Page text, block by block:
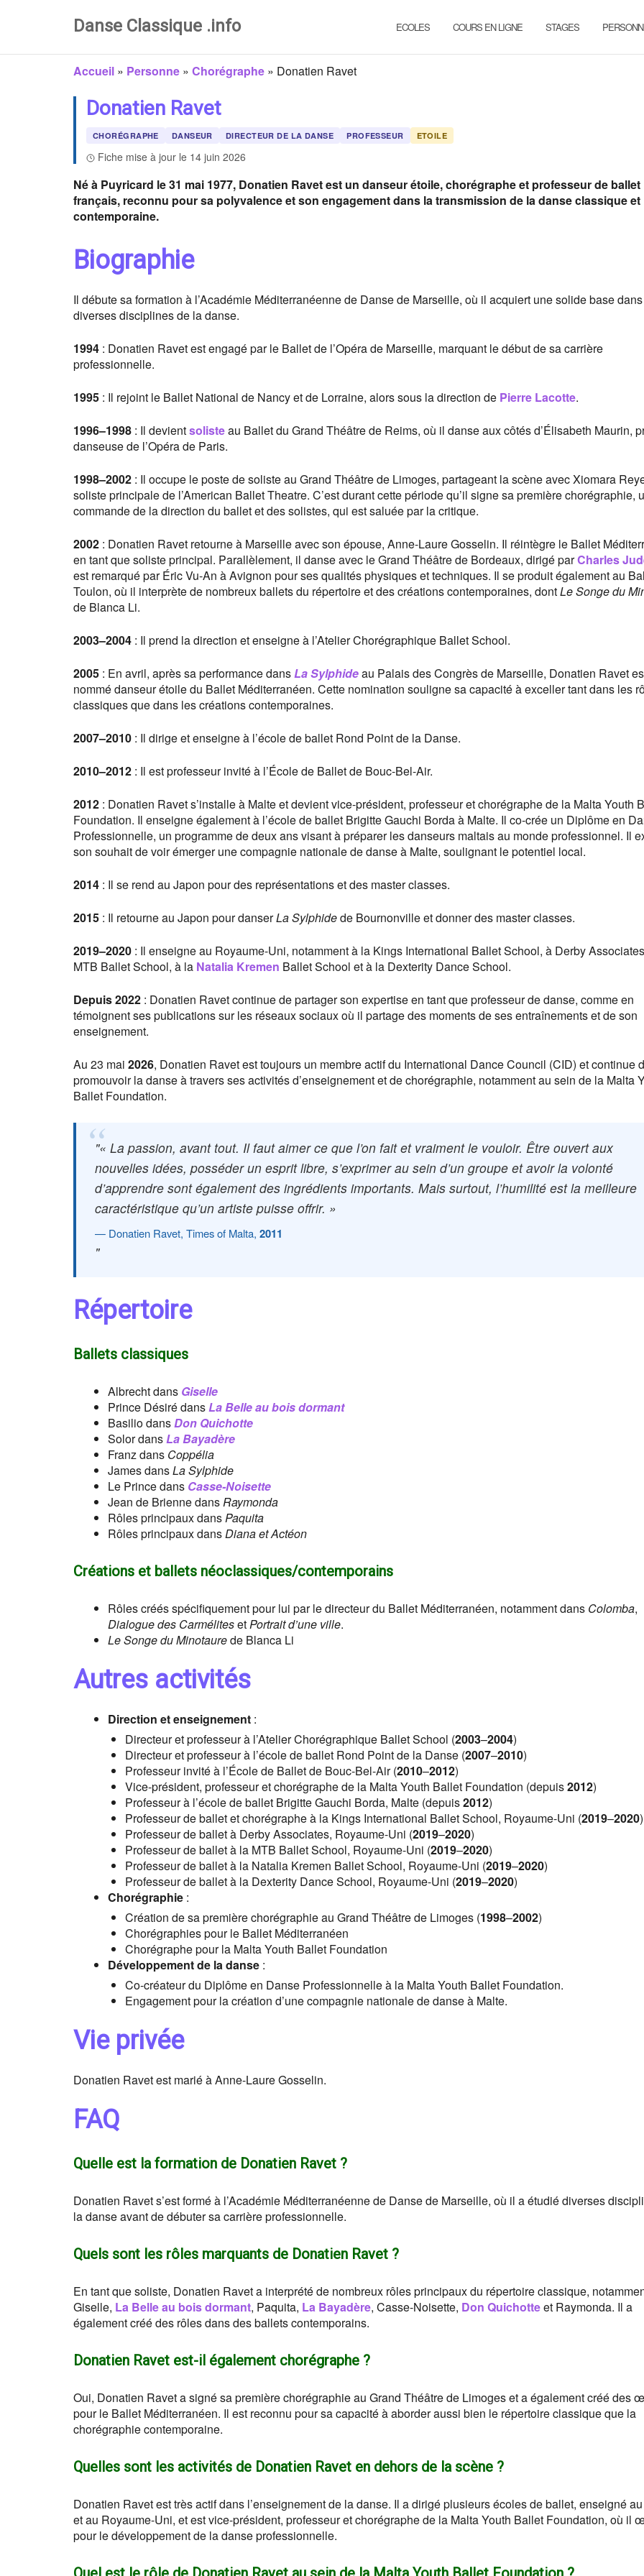
Danse Classique .info ECOLES COURS EN LIGNE STAGES
Accueil » Personne » Chorégraphe » Donatien Ravet
Donatien Ravet
CHORÉGRAPHE DANSEUR DIRECTEUR DE LA DANSE PROFESSEUR ETOILE
Fiche mise à jour le 14 juin 2026
Né à Puyricard le 31 mai 1977, Donatien Ravet est un danseur étoile, chorégraphe et professeur de ballet
français, reconnu pour sa polyvalence et son engagement dans la transmission de la danse classique et
contemporaine.
Biographie
Il débute sa formation à l’Académie Méditerranéenne de Danse de Marseille, où il acquiert une solide base dans
diverses disciplines de la danse.
1994 : Donatien Ravet est engagé par le Ballet de l’Opéra de Marseille, marquant le début de sa carrière
professionnelle.
1995 : Il rejoint le Ballet National de Nancy et de Lorraine, alors sous la direction de Pierre Lacotte.
1996–1998 : Il devientsolisteau Ballet du Grand Théâtre de Reims, où il danse aux côtés d’Élisabeth Maurin,
danseuse de l’Opéra de Paris.
1998–2002 : Il occupe le poste de soliste au Grand Théâtre de Limoges, partageant la scène avec Xiomara
soliste principale de l’American Ballet Theatre. C’est durant cette période qu’il signe sa première chorégraphie,
commande de la direction du ballet et des solistes, qui est saluée par la critique.
2002 : Donatien Ravet retourne à Marseille avec son épouse, Anne-Laure Gosselin. Il réintègre le Ballet
en tant que soliste principal. Parallèlement, il danse avec le Grand Théâtre de Bordeaux, dirigé parCharles
est remarqué par Éric Vu-An à Avignon pour ses qualités physiques et techniques. Il se produit également au
Toulon, où il interprète de nombreux ballets du répertoire et des créations contemporaines, dontLe Songe du
de Blanca Li.
2003–2004 : Il prend la direction et enseigne à l’Atelier Chorégraphique Ballet School.
2005 : En avril, après sa performance dansLa Sylphideau Palais des Congrès de Marseille, Donatien Ravet
nommé danseur étoile du Ballet Méditerranéen. Cette nomination souligne sa capacité à exceller tant dans les
classiques que dans les créations contemporaines.
2007–2010 : Il dirige et enseigne à l’école de ballet Rond Point de la Danse.
2010–2012 : Il est professeur invité à l’École de Ballet de Bouc-Bel-Air.
2012 : Donatien Ravet s’installe à Malte et devient vice-président, professeur et chorégraphe de la Malta Youth
Foundation. Il enseigne également à l’école de ballet Brigitte Gauchi Borda à Malte. Il co-crée un Diplôme en
Professionnelle, un programme de deux ans visant à préparer les danseurs maltais au monde professionnel. Il
son souhait de voir émerger une compagnie nationale de danse à Malte, soulignant le potentiel local.
2014 : Il se rend au Japon pour des représentations et des master classes.
2015 : Il retourne au Japon pour danserLa Sylphidede Bournonville et donner des master classes.
2019–2020 : Il enseigne au Royaume-Uni, notamment à la Kings International Ballet School, à Derby
MTB Ballet School, à la Natalia Kremen Ballet School et à la Dexterity Dance School.
Depuis2022 : Donatien Ravet continue de partager son expertise en tant que professeur de danse, comme en
témoignent ses publications sur les réseaux sociaux où il partage des moments de ses entraînements et de son
enseignement.
Au 23 mai 2026, Donatien Ravet est toujours un membre actif du International Dance Council (CID) et continue
promouvoir la danse à travers ses activités d’enseignement et de chorégraphie, notamment au sein de la Malta
Ballet Foundation.
« La passion, avant tout. Il faut aimer ce que l’on fait et vraiment le vouloir. Être ouvert aux
nouvelles idées, posséder un esprit libre, s’exprimer au sein d’un groupe et avoir la volonté
d’apprendre sont également des ingrédients importants. Mais surtout, l’humilité est la meilleure
caractéristique qu’un artiste puisse offrir. »
Donatien Ravet, Times of Malta,2011
Répertoire
Ballets classiques
Albrecht dans Giselle
Prince Désiré dansLa Belle au bois dormant
Basilio dansDon Quichotte
Solor dansLa Bayadère
Franz dans Coppélia
James dansLa Sylphide
Le Prince dans Casse-Noisette
Jean de Brienne dansRaymonda
Rôles principaux dansPaquita
Rôles principaux dansDiana et Actéon
Créations et ballets néoclassiques/contemporains
Rôles créés spécifiquement pour lui par le directeur du Ballet Méditerranéen, notamment dans Colomba,
Dialogue des CarmélitesetPortrait d’une ville.
Le Songe du Minotaurede Blanca Li
Autres activités
Direction et enseignement :
Directeur et professeur à l’Atelier Chorégraphique Ballet School (2003–2004)
Directeur et professeur à l’école de ballet Rond Point de la Danse (2007–2010)
Professeur invité à l’École de Ballet de Bouc-Bel-Air (2010–2012)
Vice-président, professeur et chorégraphe de la Malta Youth Ballet Foundation (depuis2012)
Professeur à l’école de ballet Brigitte Gauchi Borda, Malte (depuis2012)
Professeur de ballet et chorégraphe à la Kings International Ballet School, Royaume-Uni (2019–2020)
Professeur de ballet à Derby Associates, Royaume-Uni (2019–2020)
Professeur de ballet à la MTB Ballet School, Royaume-Uni (2019–2020)
Professeur de ballet à la Natalia Kremen Ballet School, Royaume-Uni (2019–2020)
Professeur de ballet à la Dexterity Dance School, Royaume-Uni (2019–2020)
Chorégraphie :
Création de sa première chorégraphie au Grand Théâtre de Limoges (1998–2002)
Chorégraphies pour le Ballet Méditerranéen
Chorégraphe pour la Malta Youth Ballet Foundation
Développement de la danse :
Co-créateur du Diplôme en Danse Professionnelle à la Malta Youth Ballet Foundation.
Engagement pour la création d’une compagnie nationale de danse à Malte.
Vie privée
Donatien Ravet est marié à Anne-Laure Gosselin.
FAQ
Quelle est la formation de Donatien Ravet ?
Donatien Ravet s’est formé à l’Académie Méditerranéenne de Danse de Marseille, où il a étudié diverses
la danse avant de débuter sa carrière professionnelle.
Quels sont les rôles marquants de Donatien Ravet ?
En tant que soliste, Donatien Ravet a interprété de nombreux rôles principaux du répertoire classique,
Giselle, La Belle au bois dormant, Paquita, La Bayadère, Casse-Noisette, Don Quichotteet Raymonda. Il a
également créé des rôles dans des ballets contemporains.
Donatien Ravet est-il également chorégraphe ?
Oui, Donatien Ravet a signé sa première chorégraphie au Grand Théâtre de Limoges et a également créé des
pour le Ballet Méditerranéen. Il est reconnu pour sa capacité à aborder aussi bien le répertoire classique que la
chorégraphie contemporaine.
Quelles sont les activités de Donatien Ravet en dehors de la scène ?
Donatien Ravet est très actif dans l’enseignement de la danse. Il a dirigé plusieurs écoles de ballet, enseigné
et au Royaume-Uni, et est vice-président, professeur et chorégraphe de la Malta Youth Ballet Foundation, où il
pour le développement de la danse professionnelle.